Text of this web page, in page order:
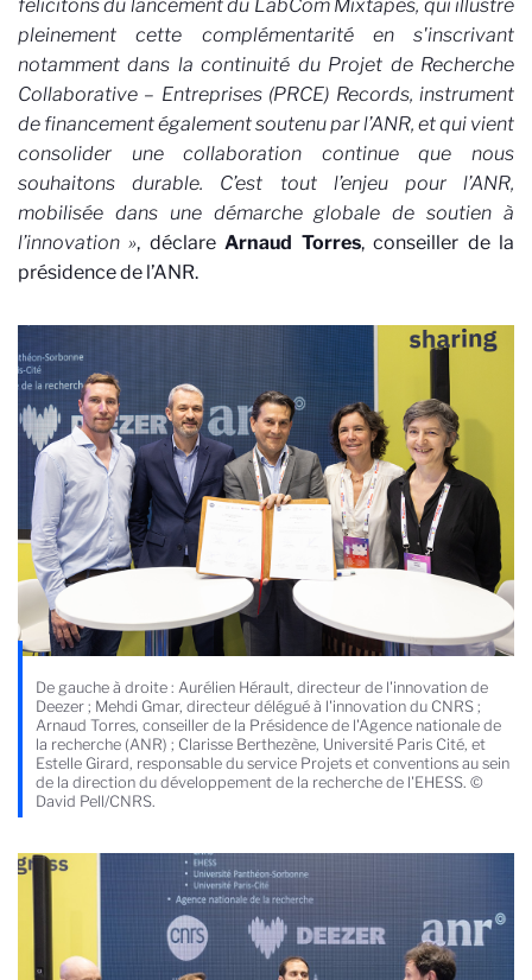
félicitons du lancement du LabCom Mixtapes, qui illustre
pleinement cette complémentarité en s'inscrivant
notamment dans la continuité du Projet de Recherche
Collaborative – Entreprises (PRCE) Records, instrument
de financement également soutenu par l’ANR, et qui vient
consolider une collaboration continue que nous
souhaitons durable. C’est tout l’enjeu pour l’ANR,
mobilisée dans une démarche globale de soutien à
l’innovation », déclareArnaud Torres, conseiller de la
présidence de l’ANR.
De gauche à droite : Aurélien Hérault, directeur de l'innovation de
Deezer ; Mehdi Gmar, directeur délégué à l'innovation du CNRS ;
Arnaud Torres, conseiller de la Présidence de l'Agence nationale de
la recherche (ANR) ; Clarisse Berthezène, Université Paris Cité, et
Estelle Girard, responsable du service Projets et conventions au sein
de la direction du développement de la recherche de l'EHESS. ©
David Pell/CNRS.